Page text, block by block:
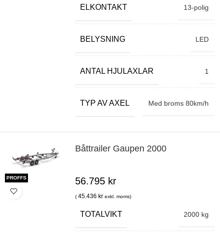
ELKONTAKT 13-polig
BELYSNING LED
ANTAL HJULAXLAR 1
TYP AV AXEL Med broms 80km/h
PROFFS
Båttrailer Gaupen 2000
56.795 kr
(45.436 kr exkl. moms)
TOTALVIKT 2000 kg